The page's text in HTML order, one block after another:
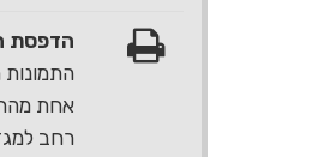
הדפסת
אחת
רחב